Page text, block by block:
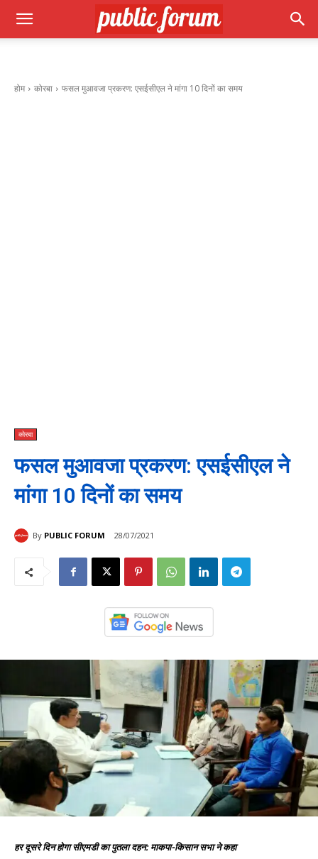
होम कोरबा फसल मुआवजा प्रकरण: एसईसीएल ने मांगा 10 दिनों का समय
कोरबा
फसल मुआवजा प्रकरण: एसईसीएल ने
मांगा 10 दिनों का समय
By PUBLIC FORUM 28/07/2021
हर दूसरे दिन होगा सीएमडी का पुतला दहन: माकपा-किसान सभा ने कहा